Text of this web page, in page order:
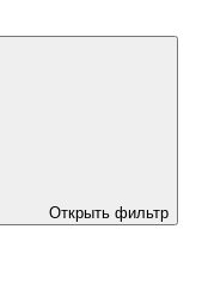
Открыть фильтр